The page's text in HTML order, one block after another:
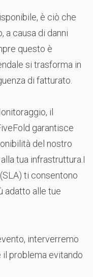
è ciò che
a causa di danni
questo è
si trasforma in
di fatturato.
il
garantisce
del nostro
tua infrastruttura.I
ti consentono
adatto alle tue
interverremo
problema evitando